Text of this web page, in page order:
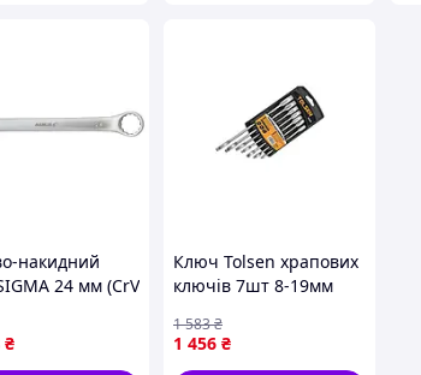
накидний
24 мм (CrV
₴
Ключ Tolsen храпових
ключів 7шт 8-19мм
1 456 ₴
1 583₴